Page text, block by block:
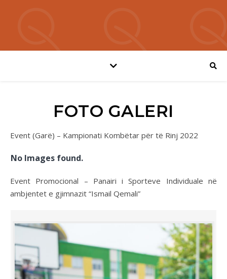
FOTO GALERI
Event (Garë) – Kampionati Kombëtar për të Rinj 2022
No Images found.
Event Promocional – Panairi i Sporteve Individuale në
ambjentet e gjimnazit “Ismail Qemali”